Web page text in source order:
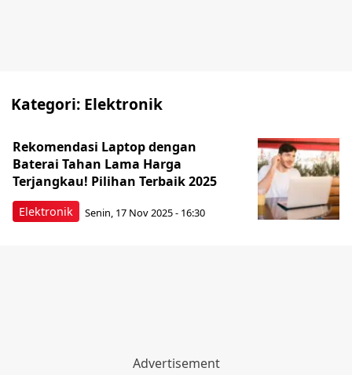
Kategori: Elektronik
Elektronik
Rekomendasi Laptop dengan
Baterai Tahan Lama Harga
Terjangkau! Pilihan Terbaik 2025
Senin, 17 Nov 2025 - 16:30